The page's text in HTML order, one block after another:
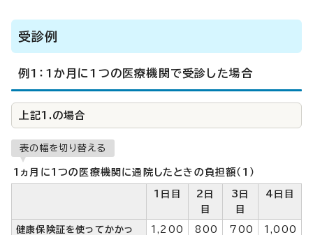
受診例
例1：1か月に1つの医療機関で受診した場合
上記1.の場合
表の幅を切り替える
1ヵ月に1つの医療機関に通院したときの負担額（1）
1日目
2日
目
3日
目
4日目
健康保険証を使ってかかっ
1,200
800
700
1,000